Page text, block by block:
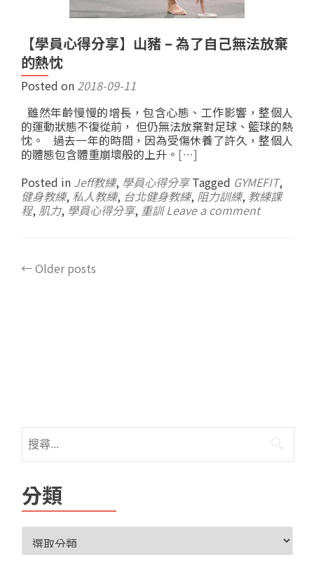
【學員心得分享】山豬 – 為了自己無法放棄
的熱忱
Posted on 2018-09-11
雖然年齡慢慢的增長，包含心態、工作影響，整個人
的運動狀態不復從前， 但仍無法放棄對足球、籃球的熱
忱。 過去一年的時間，因為受傷休養了許久，整個人
的體態包含體重崩壞般的上升。 […]
Posted in Jeff教練, 學員心得分享 Tagged GYMEFIT,
健身教練, 私人教練, 台北健身教練, 阻力訓練, 教練課
程, 肌力, 學員心得分享, 重訓 Leave a comment
←Older posts
分類